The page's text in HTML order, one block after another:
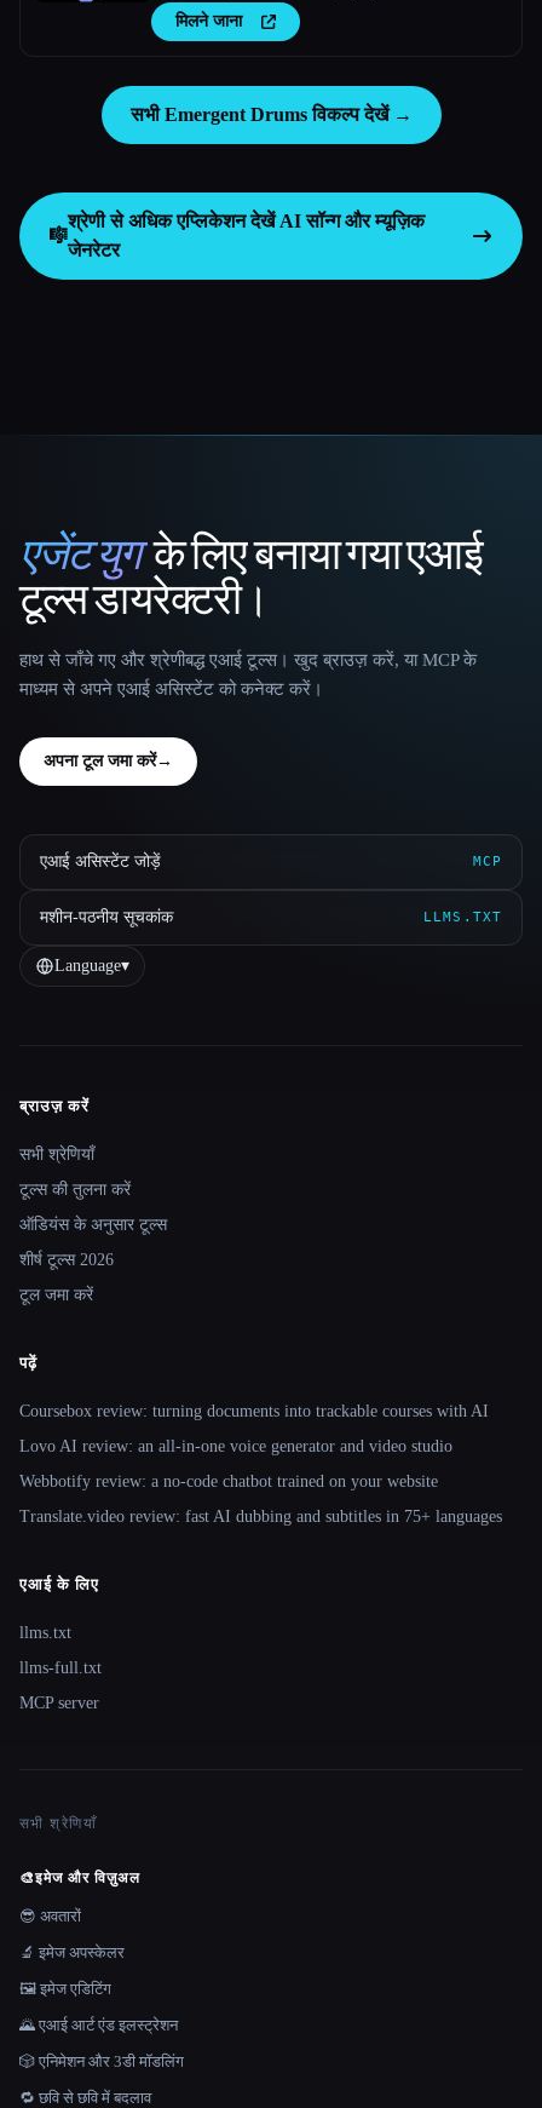
म्यूज़िक बनाएँ
मिलने जाना
सभी Emergent Drums विकल्प देखें →
🎼
श्रेणी से अधिक एप्लिकेशन देखेंAI सॉन्ग और म्यूज़िक
जेनरेटर
That AI Collection
एजेंट युगके लिए बनाया गया एआई
टूल्स डायरेक्टरी।
हाथ से जाँचे गए और श्रेणीबद्ध एआई टूल्स। खुद ब्राउज़ करें, या MCP के
माध्यम से अपने एआई असिस्टेंट को कनेक्ट करें।
अपना टूल जमा करें→
एआई असिस्टेंट जोड़ें MCP
मशीन-पठनीय सूचकांक LLMS.TXT
Language▾
Site navigation
ब्राउज़ करें
सभी श्रेणियाँ
टूल्स की तुलना करें
ऑडियंस के अनुसार टूल्स
शीर्ष टूल्स 2026
टूल जमा करें
पढ़ें
Coursebox review: turning documents into trackable courses with AI
Lovo AI review: an all-in-one voice generator and video studio
Webbotify review: a no-code chatbot trained on your website
Translate.video review: fast AI dubbing and subtitles in 75+ languages
एआई के लिए
llms.txt
llms-full.txt
MCP server
सभी श्रेणियाँ
🎨इमेज और विज़ुअल
😎 अवतारों
🔬 इमेज अपस्केलर
🖼️ इमेज एडिटिंग
🌄 एआई आर्ट एंड इलस्ट्रेशन
🎲 एनिमेशन और 3डी मॉडलिंग
🔁 छवि से छवि में बदलाव